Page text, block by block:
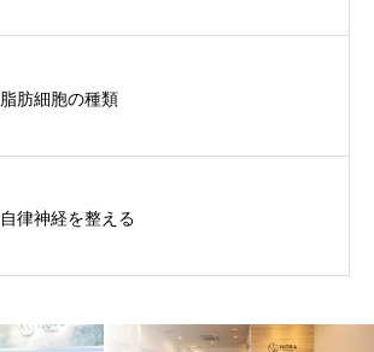
脂肪細胞の種類
自律神経を整える